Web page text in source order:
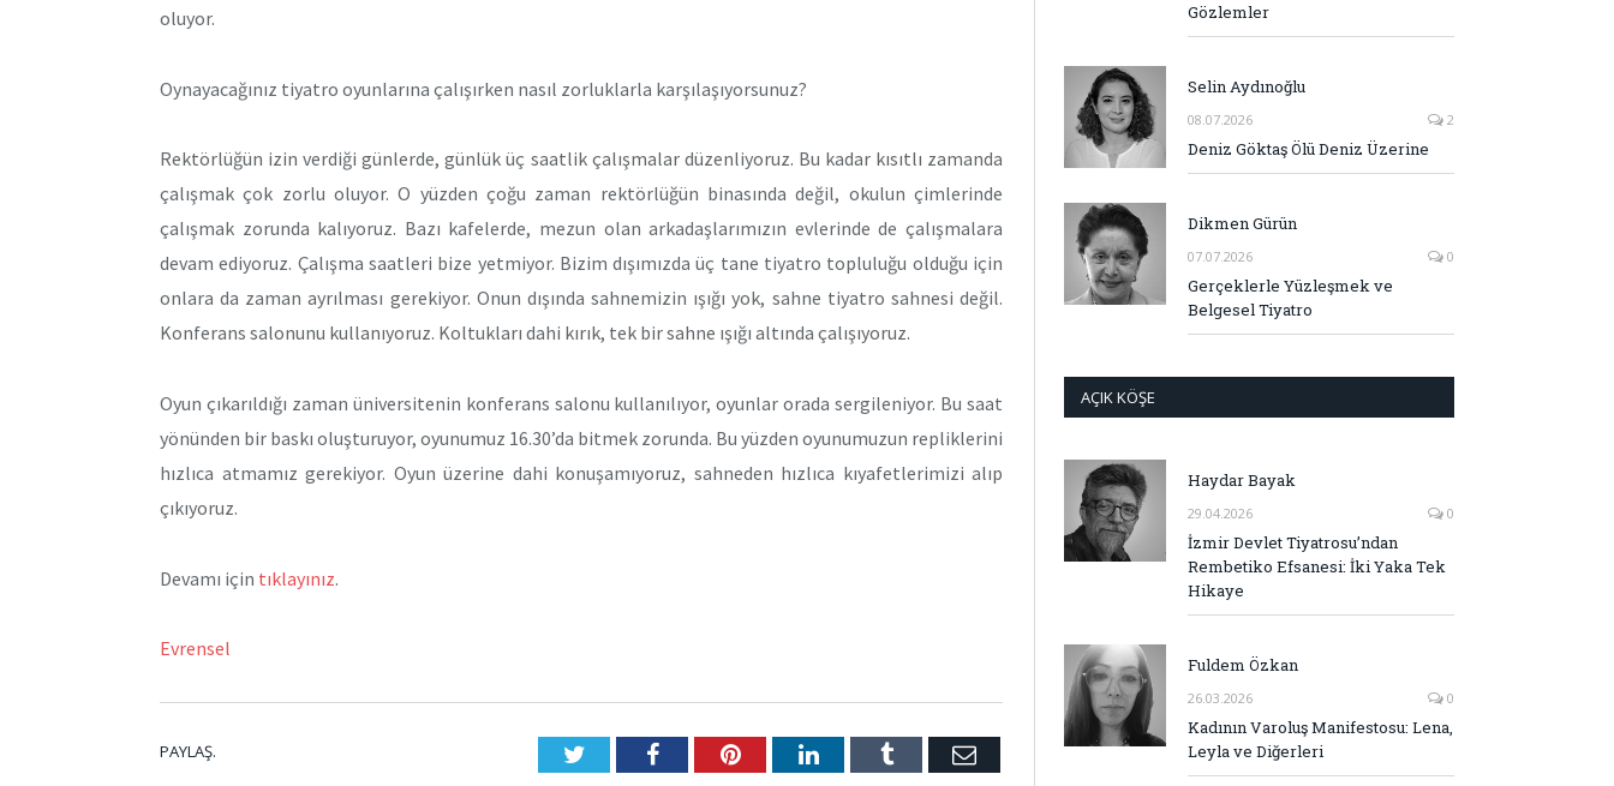
oluyor.
Oynayacağınız tiyatro oyunlarına çalışırken nasıl zorluklarla karşılaşıyorsunuz?
Rektörlüğün izin verdiği günlerde, günlük üç saatlik çalışmalar düzenliyoruz. Bu kadar kısıtlı zamanda
çalışmak çok zorlu oluyor. O yüzden çoğu zaman rektörlüğün binasında değil, okulun çimlerinde
çalışmak zorunda kalıyoruz. Bazı kafelerde, mezun olan arkadaşlarımızın evlerinde de çalışmalara
devam ediyoruz. Çalışma saatleri bize yetmiyor. Bizim dışımızda üç tane tiyatro topluluğu olduğu için
onlara da zaman ayrılması gerekiyor. Onun dışında sahnemizin ışığı yok, sahne tiyatro sahnesi değil.
Konferans salonunu kullanıyoruz. Koltukları dahi kırık, tek bir sahne ışığı altında çalışıyoruz.
Oyun çıkarıldığı zaman üniversitenin konferans salonu kullanılıyor, oyunlar orada sergileniyor. Bu saat
yönünden bir baskı oluşturuyor, oyunumuz 16.30’da bitmek zorunda. Bu yüzden oyunumuzun repliklerini
hızlıca atmamız gerekiyor. Oyun üzerine dahi konuşamıyoruz, sahneden hızlıca kıyafetlerimizi alıp
çıkıyoruz.
Devamı için tıklayınız.
Evrensel
PAYLAŞ. TwitterFacebookPinterestLinkedInTumblr E-
Gözlemler
Selin Aydınoğlu
08.07.2026 2
Deniz Göktaş Ölü Deniz Üzerine
Dikmen Gürün
07.07.2026 0
Gerçeklerle Yüzleşmek ve
Belgesel Tiyatro
AÇIK KÖŞE
Haydar Bayak
29.04.2026 0
İzmir Devlet Tiyatrosu’ndan
Rembetiko Efsanesi: İki Yaka Tek
Hikaye
Fuldem Özkan
26.03.2026 0
Kadının Varoluş Manifestosu: Lena,
Leyla ve Diğerleri